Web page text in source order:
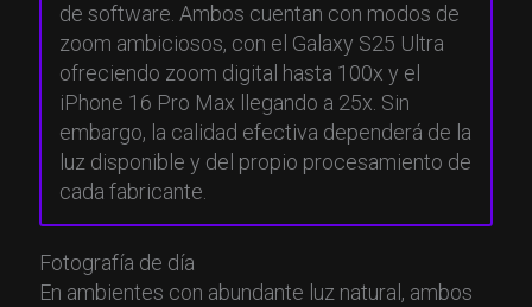
de software. Ambos cuentan con modos de
zoom ambiciosos, con el Galaxy S25 Ultra
ofreciendo zoom digital hasta 100x y el
iPhone 16 Pro Max llegando a 25x. Sin
embargo, la calidad efectiva dependerá de la
luz disponible y del propio procesamiento de
cada fabricante.
Fotografía de día
En ambientes con abundante luz natural, ambos